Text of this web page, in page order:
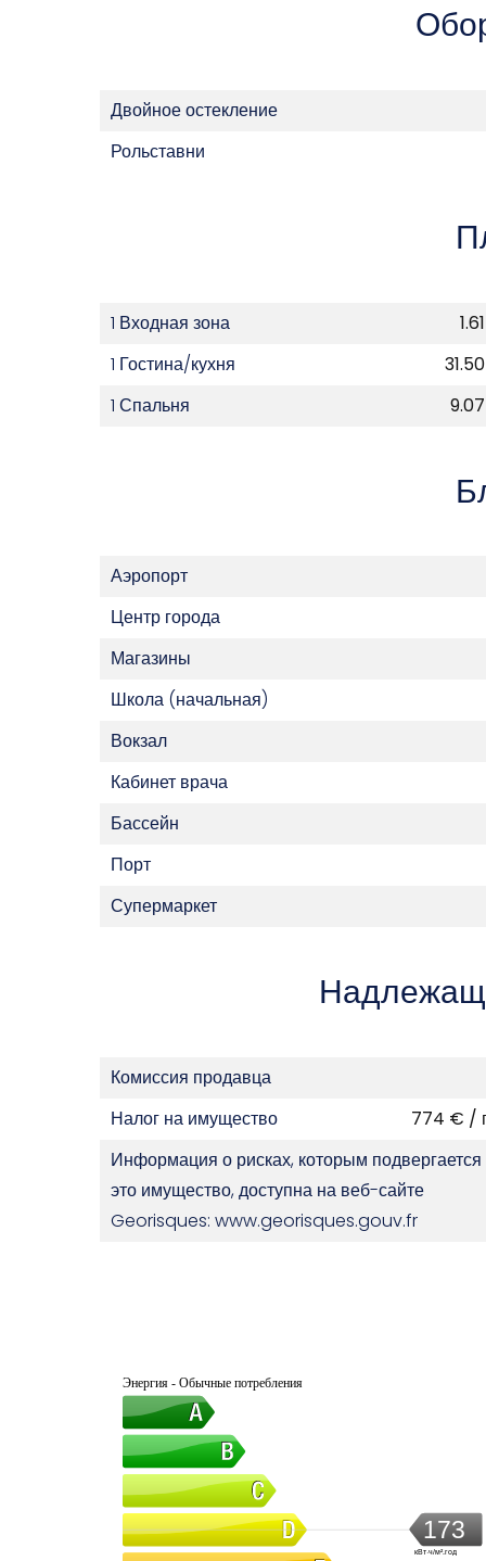
Двойное остекление
Рольставни
1 Входная зона
1 Гостина/кухня
1 Спальня
Аэропорт
Центр города
Магазины
Школа (начальная)
Вокзал
Кабинет врача
Бассейн
Порт
Супермаркет
Комиссия продавца
Налог на имущество
774 € /
Информация о рисках, которым подвергается
это имущество, доступна на веб-сайте
Georisques: www.georisques.gouv.fr
Энергия - Обычные потребления
173
кВт·ч/м².год